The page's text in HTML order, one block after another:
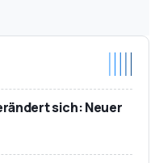
sich: Neuer